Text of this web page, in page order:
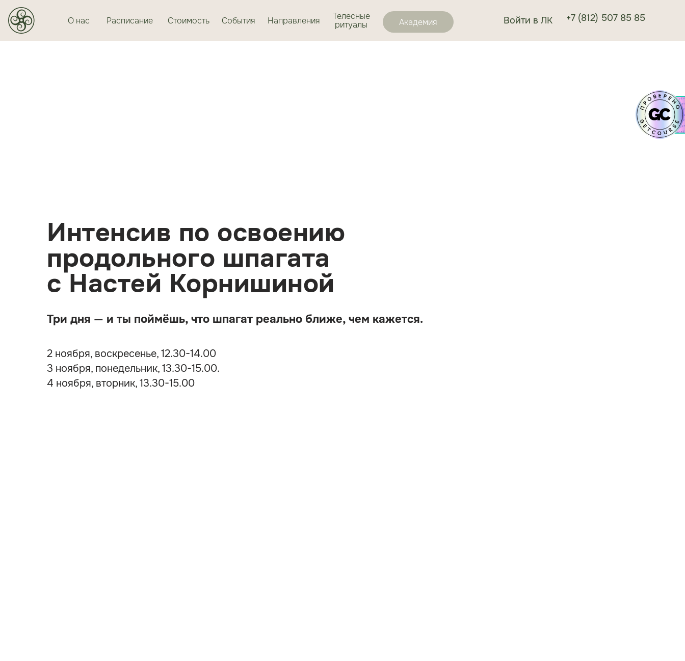
Войти в ЛК +7 (812) 507 85 85
О нас Расписание Стоимость Направления Академия
События
Телесные
ритуалы
Интенсив по освоению
продольного шпагата
с Настей Корнишиной
Три дня — и ты поймёшь, что шпагат реально ближе, чем кажется.
2 ноября, воскресенье, 12.30-14.00
3 ноября, понедельник, 13.30-15.00.
4 ноября, вторник, 13.30-15.00